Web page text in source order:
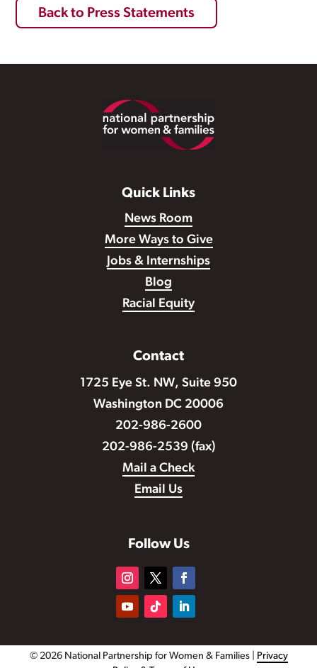
Back to Press Statements
Quick Links
News Room
More Ways to Give
Jobs & Internships
Blog
Racial Equity
Contact
1725 Eye St. NW, Suite 950
Washington DC 20006
202-986-2600
202-986-2539 (fax)
Mail a Check
Email Us
Follow Us
© 2026 National Partnership for Women & Families |
Privacy